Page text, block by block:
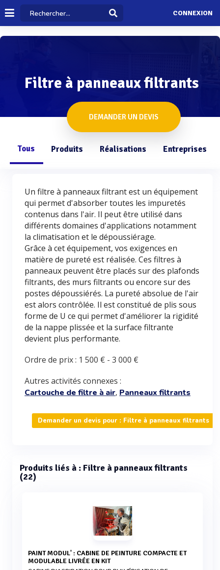
CONNEXION
Filtre à panneaux filtrants
DEMANDER UN DEVIS
Tous Produits Réalisations Entreprises
Un filtre à panneaux filtrant est un équipement
qui permet d'absorber toutes les impuretés
contenus dans l'air. Il peut être utilisé dans
différents domaines d'applications notamment
la climatisation et le dépoussiérage.
Grâce à cet équipement, vos exigences en
matière de pureté est réalisée. Ces filtres à
panneaux peuvent être placés sur des plafonds
filtrants, des murs filtrants ou encore sur des
postes dépoussiérés. La pureté absolue de l'air
est alors contrôlée. Il est constitué de plis sous
forme de U ce qui permet d'améliorer la rigidité
de la nappe plissée et la surface filtrante
devient plus performante.
Ordre de prix : 1 500 € - 3 000 €
Autres activités connexes :
Cartouche de filtre à air, Panneaux filtrants
Demander un devis pour : Filtre à panneaux filtrants
Produits liés à : Filtre à panneaux filtrants
(22)
PAINT MODUL' : CABINE DE PEINTURE COMPACTE ET
MODULABLE LIVRÉE EN KIT